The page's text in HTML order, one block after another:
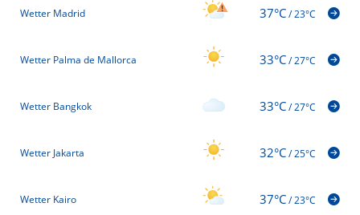
Wetter Madrid 37°C/23°C
Wetter Palma de Mallorca 33°C/27°C
Wetter Bangkok 33°C/27°C
Wetter Jakarta 32°C/25°C
Wetter Kairo 37°C/23°C